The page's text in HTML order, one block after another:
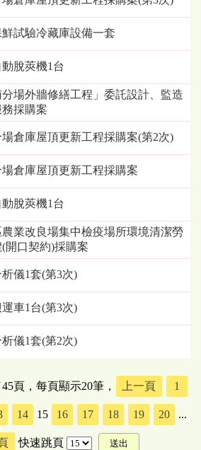
試驗冷藏庫設備一套
脫莢機1台
分場外牆修繕工程」委託設計、監造
採購案
倉庫屋頂更新工程採購案(第2次)
倉庫屋頂更新工程採購案
脫莢機1台
業改良場集中檢疫場所環境清潔勞
開口契約)採購案
儀1套(第3次)
車1台(第3次)
儀1套(第2次)
45頁，每頁顯示20筆， 上一頁 1
14 15 16 17 18 19 20 ...
快速跳頁